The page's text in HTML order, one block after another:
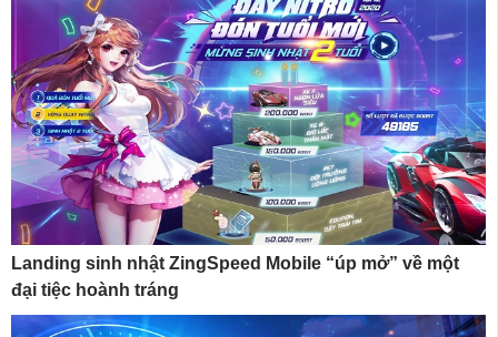
Landing sinh nhật ZingSpeed Mobile “úp mở” về một
đại tiệc hoành tráng